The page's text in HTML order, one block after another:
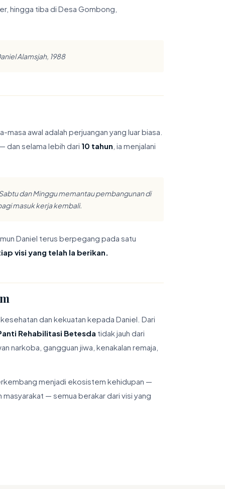
hingga tiba di Desa Gombong,
Alamsjah, 1988
masa awal adalah perjuangan yang luar biasa.
dan selama lebih dari 10 tahun , ia menjalani
dan Minggu memantau pembangunan di
masuk kerja kembali.
Daniel terus berpegang pada satu
visi yang telah Ia berikan.
dan kekuatan kepada Daniel. Dari
Rehabilitasi Betesda tidak jauh dari
narkoba, gangguan jiwa, kenakalan remaja,
menjadi ekosistem kehidupan —
— semua berakar dari visi yang